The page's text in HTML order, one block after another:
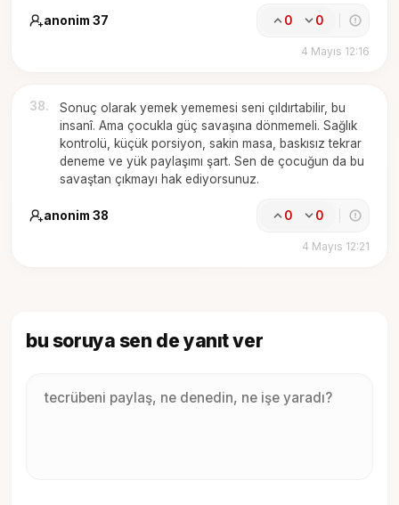
anonim 37 0 0
4 Mayıs 12:16
38.
Sonuç olarak yemek yememesi seni çıldırtabilir, bu
insanî. Ama çocukla güç savaşına dönmemeli. Sağlık
kontrolü, küçük porsiyon, sakin masa, baskısız tekrar
deneme ve yük paylaşımı şart. Sen de çocuğun da bu
savaştan çıkmayı hak ediyorsunuz.
anonim 38 0 0
4 Mayıs 12:21
bu soruya sen de yanıt ver